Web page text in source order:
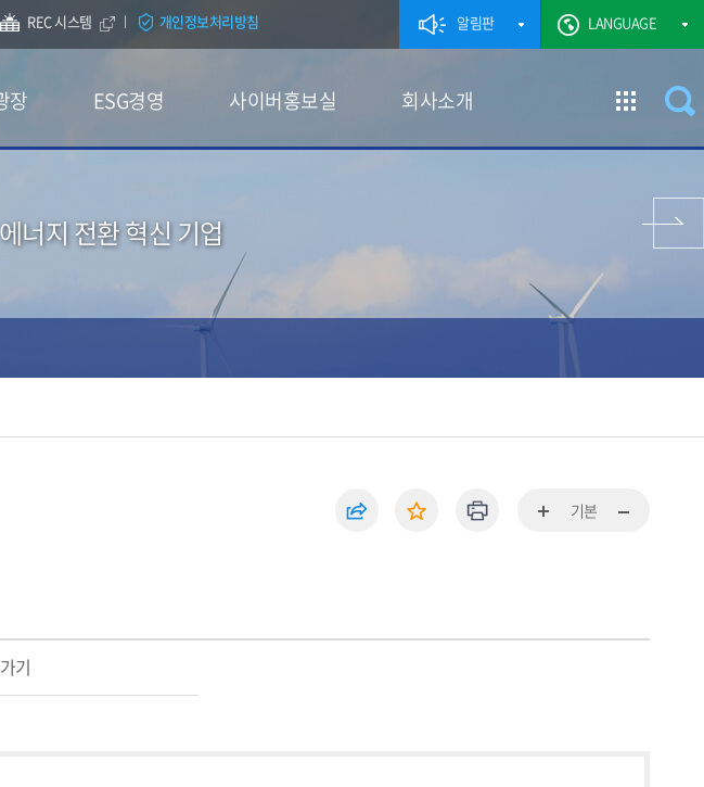
REC 시스템 개인정보처리방침 알림판 LANGUAGE
장 ESG경영 사이버홍보실 회사소개
너지 전환 혁신 기업
기본
기